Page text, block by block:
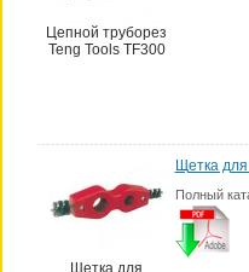
Цепной труборез
Teng Tools TF300
Щетка для
Щетка
Полный